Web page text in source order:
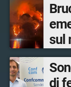
Brucia
di